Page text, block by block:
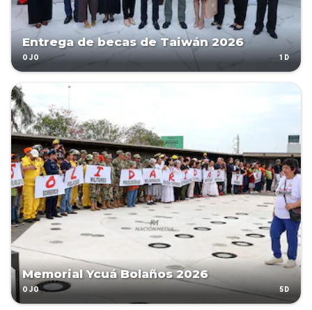
Entrega de becas de Taiwán 2026
OJO 1D
Memorial Ycuá Bolaños 2026
OJO 5D